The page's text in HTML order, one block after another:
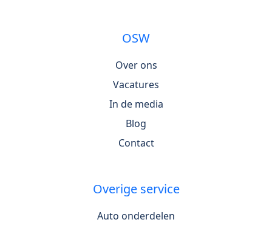
OSW
Over ons
Vacatures
In de media
Blog
Contact
Overige service
Auto onderdelen